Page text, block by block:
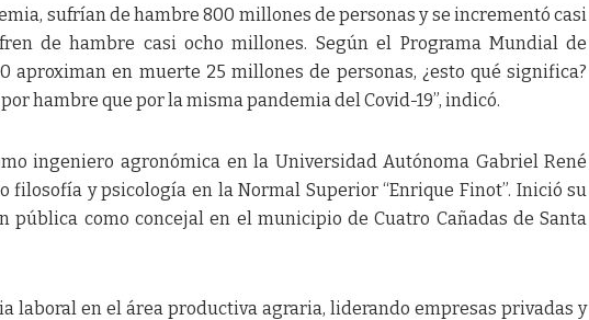
sufrían de hambre 800 millones de personas y se incrementó casi
de hambre casi ocho millones. Según el Programa Mundial de
aproximan en muerte 25 millones de personas, ¿esto qué significa?
hambre que por la misma pandemia del Covid-19”, indicó.
ingeniero agronómica en la Universidad Autónoma Gabriel René
filosofía y psicología en la Normal Superior “Enrique Finot”. Inició su
pública como concejal en el municipio de Cuatro Cañadas de Santa
laboral en el área productiva agraria, liderando empresas privadas y